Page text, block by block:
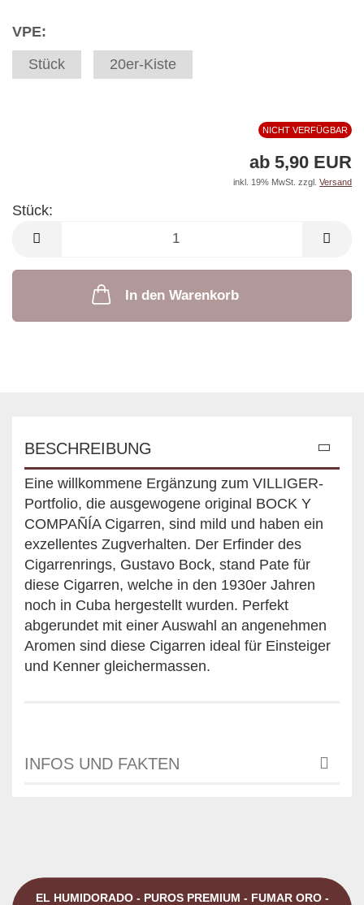
VPE:
Stück
20er-Kiste
NICHT VERFÜGBAR
ab 5,90 EUR
inkl. 19% MwSt. zzgl. Versand
Stück:
Stück
In den Warenkorb
BESCHREIBUNG
Eine willkommene Ergänzung zum VILLIGER-
Portfolio, die ausgewogene original BOCK Y
COMPAÑÍA Cigarren, sind mild und haben ein
exzellentes Zugverhalten. Der Erfinder des
Cigarrenrings, Gustavo Bock, stand Pate für
diese Cigarren, welche in den 1930er Jahren
noch in Cuba hergestellt wurden. Perfekt
abgerundet mit einer Auswahl an angenehmen
Aromen sind diese Cigarren ideal für Einsteiger
und Kenner gleichermassen.
INFOS UND FAKTEN
EL HUMIDORADO - PUROS PREMIUM - FUMAR ORO -